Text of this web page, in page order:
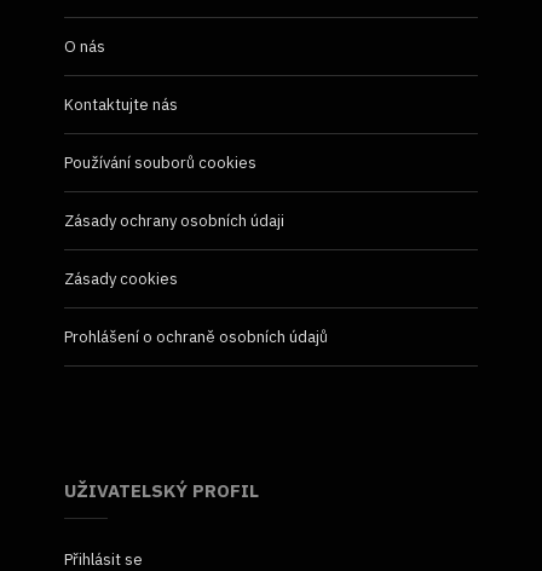
O nás
Kontaktujte nás
Používání souborů cookies
Zásady ochrany osobních údaji
Zásady cookies
Prohlášení o ochraně osobních údajů
UŽIVATELSKÝ PROFIL
Přihlásit se